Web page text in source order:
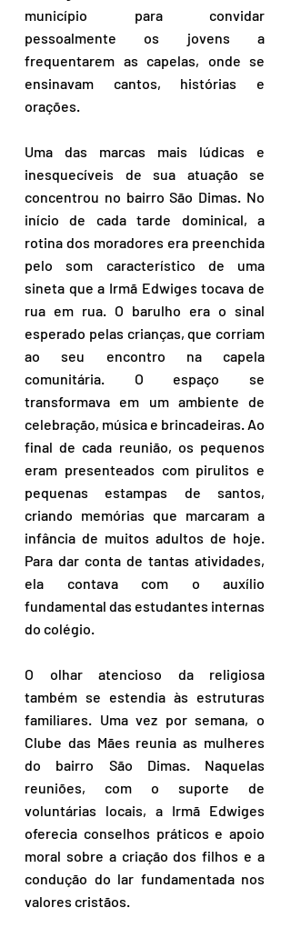
município para convidar
pessoalmente os jovens a
frequentarem as capelas, onde se
ensinavam cantos, histórias e
orações.
Uma das marcas mais lúdicas e
inesquecíveis de sua atuação se
concentrou no bairro São Dimas. No
início de cada tarde dominical, a
rotina dos moradores era preenchida
pelo som característico de uma
sineta que a Irmã Edwiges tocava de
rua em rua. O barulho era o sinal
esperado pelas crianças, que corriam
ao seu encontro na capela
comunitária. O espaço se
transformava em um ambiente de
celebração, música e brincadeiras. Ao
final de cada reunião, os pequenos
eram presenteados com pirulitos e
pequenas estampas de santos,
criando memórias que marcaram a
infância de muitos adultos de hoje.
Para dar conta de tantas atividades,
ela contava com o auxílio
fundamental das estudantes internas
do colégio.
O olhar atencioso da religiosa
também se estendia às estruturas
familiares. Uma vez por semana, o
Clube das Mães reunia as mulheres
do bairro São Dimas. Naquelas
reuniões, com o suporte de
voluntárias locais, a Irmã Edwiges
oferecia conselhos práticos e apoio
moral sobre a criação dos filhos e a
condução do lar fundamentada nos
valores cristãos.